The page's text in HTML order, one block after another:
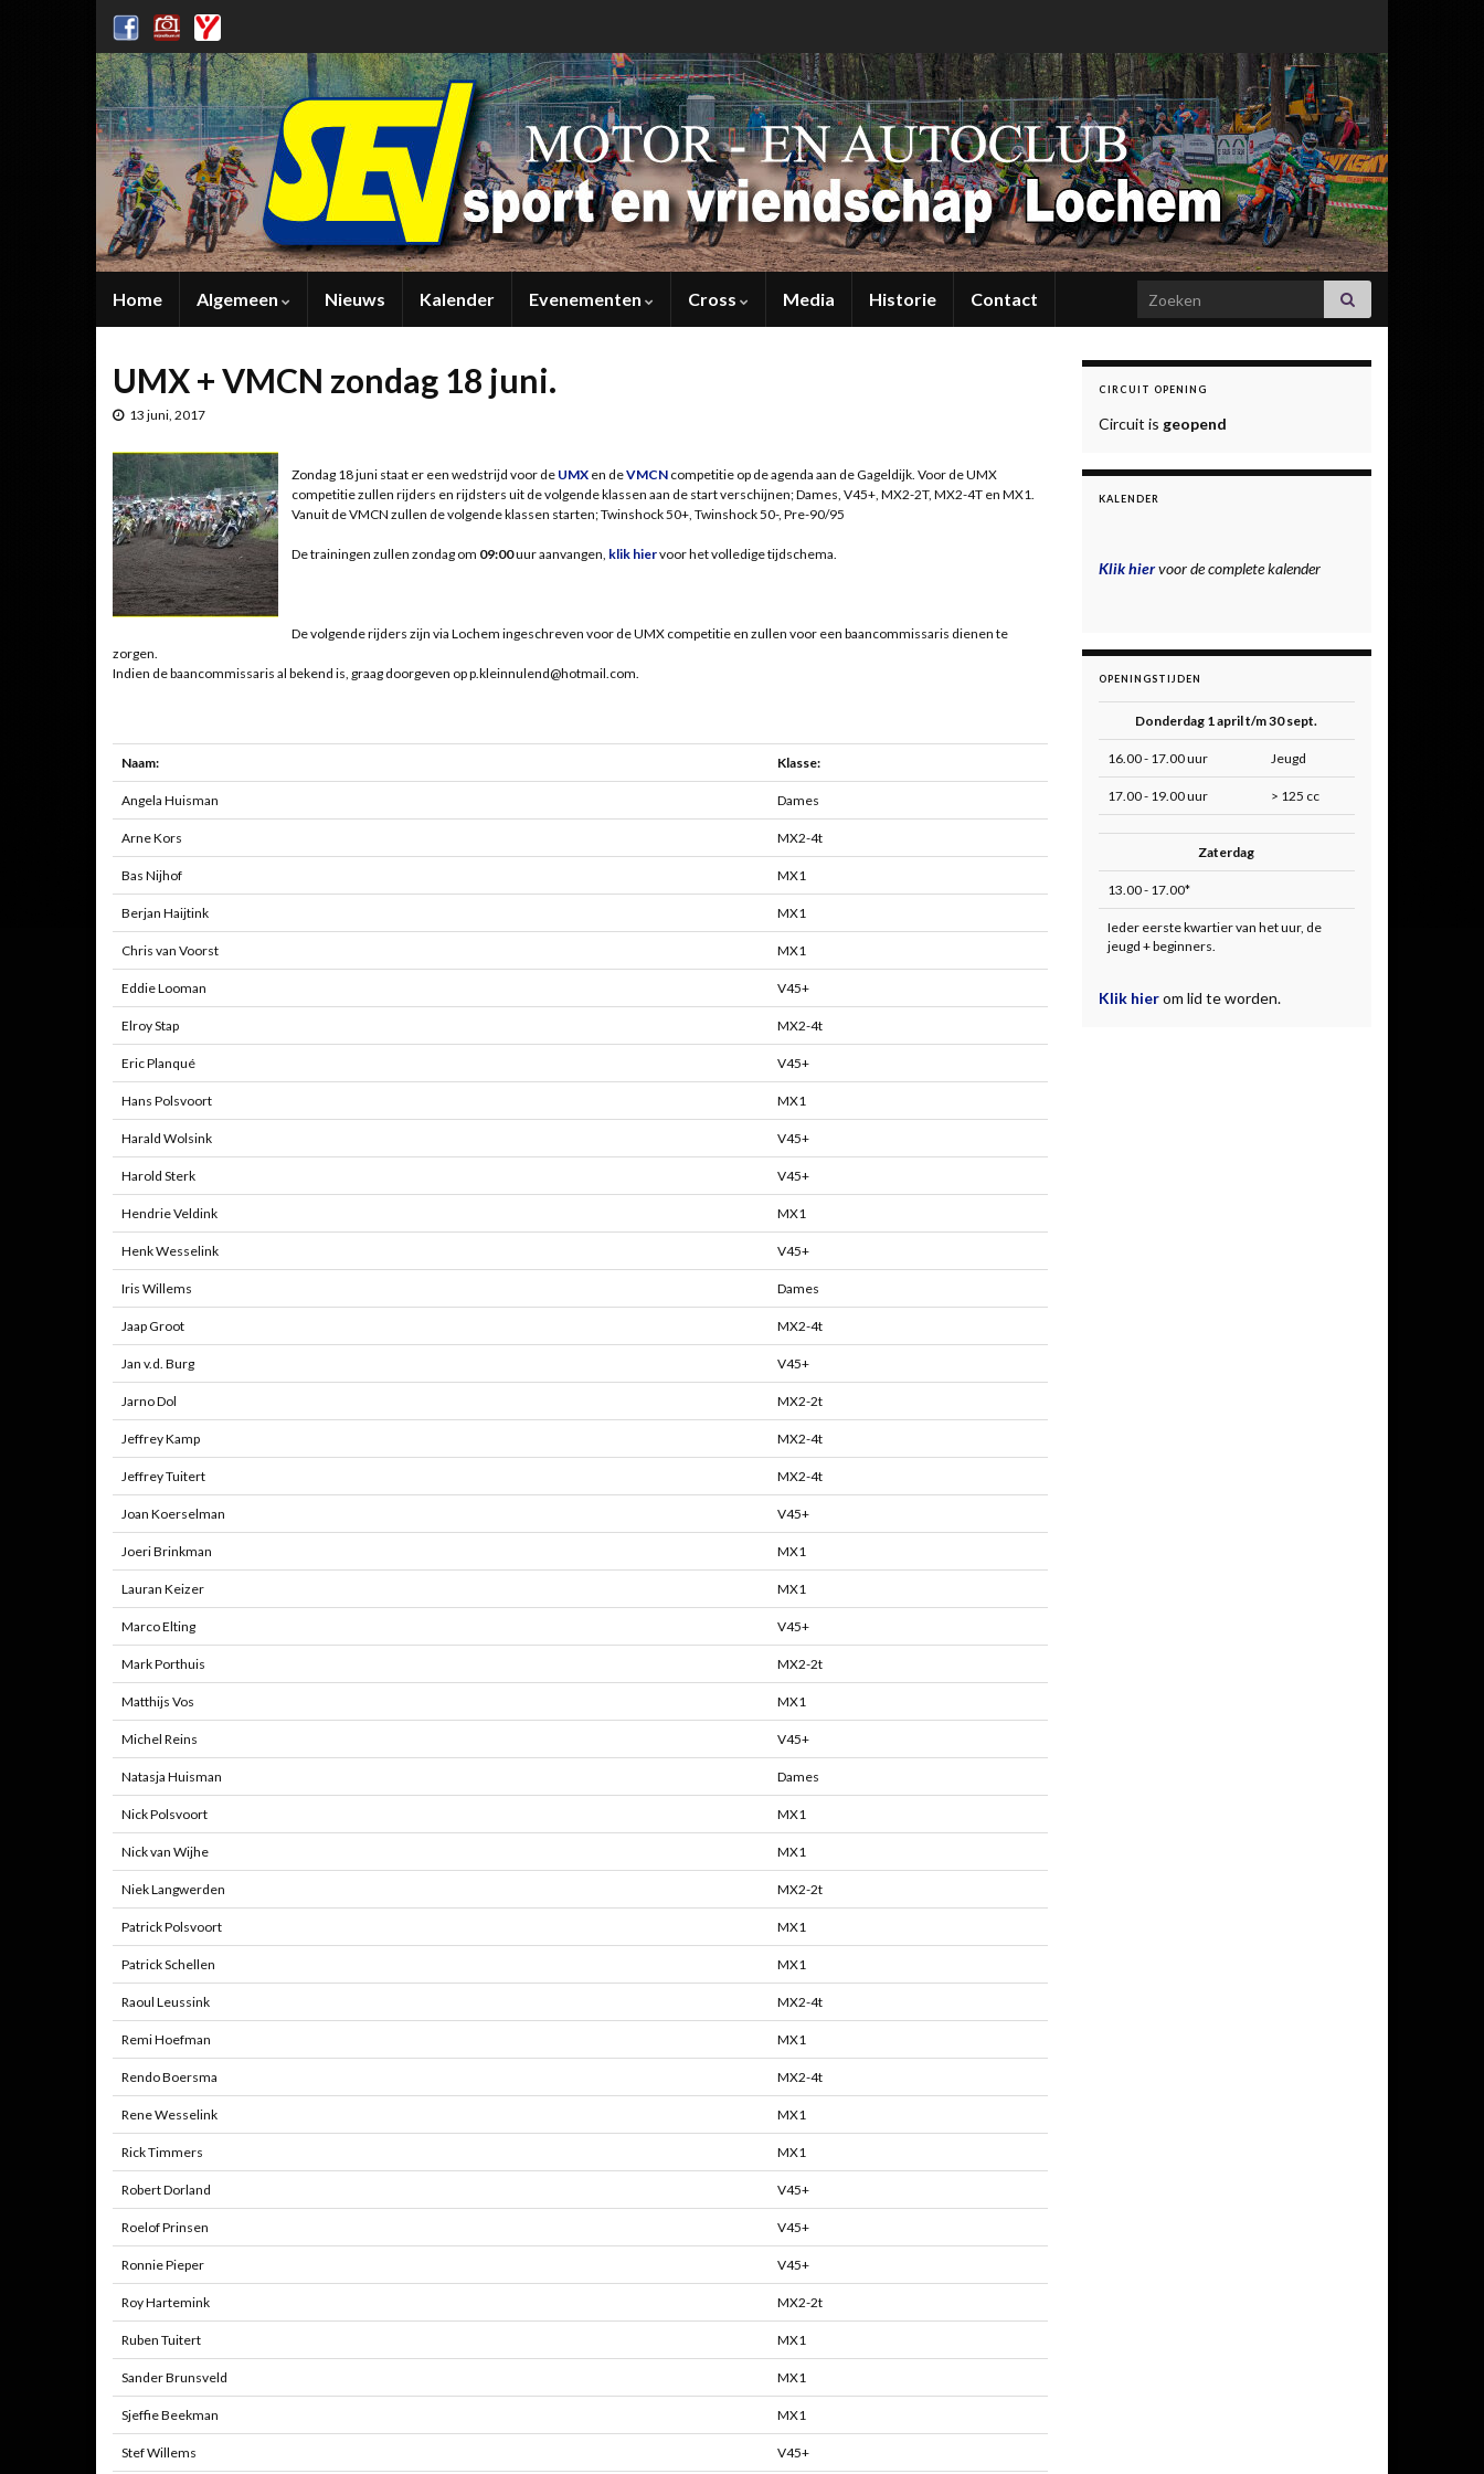
Home Algemeen Nieuws Kalender Evenementen Cross Media Historie Contact Search for:
UMX + VMCN zondag 18 juni.
13 juni, 2017
Zondag 18 juni staat er een wedstrijd voor de UMX en deVMCN competitie op de agenda aan de Gageldijk. Voor de UMX
competitie zullen rijders en rijdsters uit de volgende klassen aan de start verschijnen; Dames, V45+, MX2-2T, MX2-4T en MX1.
Vanuit de VMCN zullen de volgende klassen starten; Twinshock 50+, Twinshock 50-, Pre-90/95
De trainingen zullen zondag om 09:00uur aanvangen, klik hiervoor het volledige tijdschema.
De volgende rijders zijn via Lochem ingeschreven voor de UMX competitie en zullen voor een baancommissaris dienen te
zorgen.
Indien de baancommissaris al bekend is, graag doorgeven op p.kleinnulend@hotmail.com.
Naam: Klasse:
Angela Huisman Dames
Arne Kors MX2-4t
Bas Nijhof MX1
Berjan Haijtink MX1
Chris van Voorst MX1
Eddie Looman V45+
Elroy Stap MX2-4t
Eric Planqué V45+
Hans Polsvoort MX1
Harald Wolsink V45+
Harold Sterk V45+
Hendrie Veldink MX1
Henk Wesselink V45+
Iris Willems Dames
Jaap Groot MX2-4t
Jan v.d. Burg V45+
Jarno Dol MX2-2t
Jeffrey Kamp MX2-4t
Jeffrey Tuitert MX2-4t
Joan Koerselman V45+
Joeri Brinkman MX1
Lauran Keizer MX1
Marco Elting V45+
Mark Porthuis MX2-2t
Matthijs Vos MX1
Michel Reins V45+
Natasja Huisman Dames
Nick Polsvoort MX1
Nick van Wijhe MX1
Niek Langwerden MX2-2t
Patrick Polsvoort MX1
Patrick Schellen MX1
Raoul Leussink MX2-4t
Remi Hoefman MX1
Rendo Boersma MX2-4t
Rene Wesselink MX1
Rick Timmers MX1
Robert Dorland V45+
Roelof Prinsen V45+
Ronnie Pieper V45+
Roy Hartemink MX2-2t
Ruben Tuitert MX1
Sander Brunsveld MX1
Sjeffie Beekman MX1
Stef Willems V45+
CIRCUIT OPENING
Circuit is geopend
KALENDER
Klik hiervoor de complete kalender
OPENINGSTIJDEN
Donderdag 1 april t/m 30 sept.
16.00 - 17.00 uur Jeugd
17.00 - 19.00 uur > 125 cc
Zaterdag
13.00 - 17.00*
Ieder eerste kwartier van het uur, de
jeugd + beginners.
Klik hierom lid te worden.